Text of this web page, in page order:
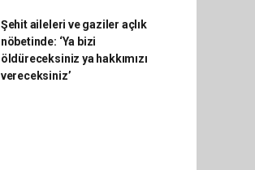
Şehit aileleri ve gaziler açlık
nöbetinde: ‘Ya bizi
öldüreceksiniz ya hakkımızı
vereceksiniz’